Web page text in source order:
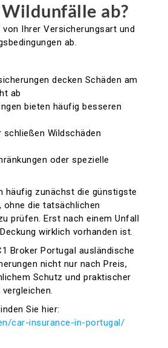
ab?
Ihrer Versicherungsart und
ab.
decken Schäden am
ab
bieten häufig besseren
schließen Wildschäden
oder spezielle
häufig zunächst die günstigste
ohne die tatsächlichen
prüfen. Erst nach einem Unfall
wirklich vorhanden ist.
Broker Portugal ausländische
nicht nur nach Preis,
Schutz und praktischer
Sie hier:
car-insurance-in-portugal/